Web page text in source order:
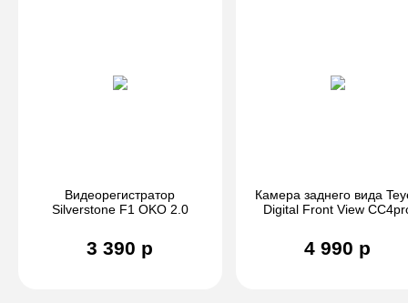
Видеорегистратор
Silverstone F1 OKO 2.0
3 390 р
Камера заднего вида
Digital Front View
4 990 р